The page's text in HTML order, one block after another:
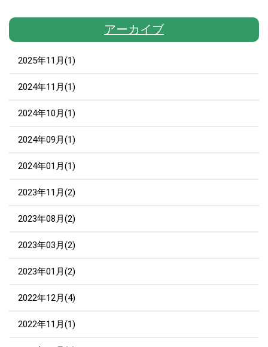
アーカイブ
2025年11月(1)
2024年11月(1)
2024年10月(1)
2024年09月(1)
2024年01月(1)
2023年11月(2)
2023年08月(2)
2023年03月(2)
2023年01月(2)
2022年12月(4)
2022年11月(1)